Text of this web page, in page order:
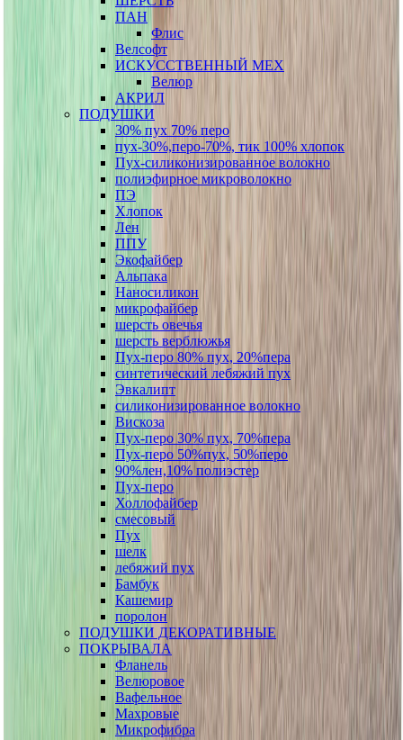
ПАН
Флис
Велсофт
ИСКУССТВЕННЫЙ МЕХ
Велюр
АКРИЛ
ПОДУШКИ
30% пух 70% перо
пух-30%,перо-70%, тик 100% хлопок
Пух-силиконизированное волокно
полиэфирное микроволокно
ПЭ
Хлопок
Лен
ППУ
Экофайбер
Альпака
Наносиликон
микрофайбер
шерсть овечья
шерсть верблюжья
Пух-перо 80% пух, 20%пера
синтетический лебяжий пух
Эвкалипт
силиконизированное волокно
Вискоза
Пух-перо 30% пух, 70%пера
Пух-перо 50%пух, 50%перо
90%лен,10% полиэстер
Пух-перо
Холлофайбер
смесовый
Пух
шелк
лебяжий пух
Бамбук
Кашемир
поролон
ПОДУШКИ ДЕКОРАТИВНЫЕ
ПОКРЫВАЛА
Фланель
Велюровое
Вафельное
Махровые
Микрофибра